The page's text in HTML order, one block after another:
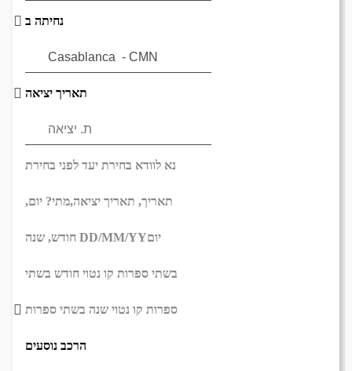
נחיתה ב
תאריך יציאה
נא לוודא בחירת יעד לפני בחירת
תאריך, תאריך יציאה,מתי? יום,
DD/MM/YYיום
בשתי ספרות קו נטוי חודש בשתי
ספרות קו נטוי שנה בשתי ספרות
הרכב נוסעים